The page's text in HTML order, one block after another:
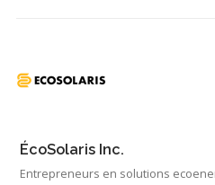
ÉcoSolaris Inc.
Entrepreneurs en solutions